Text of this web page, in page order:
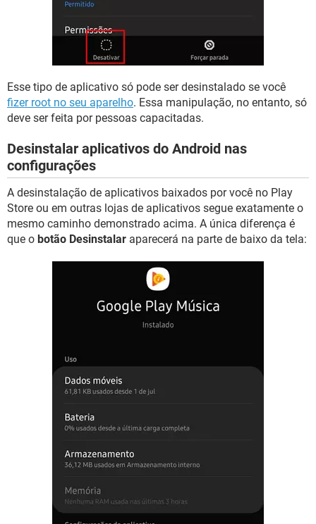
Esse tipo de aplicativo só pode ser desinstalado se você
fizer root no seu aparelho. Essa manipulação, no entanto, só
deve ser feita por pessoas capacitadas.
Desinstalar aplicativos do Android nas
configurações
A desinstalação de aplicativos baixados por você no Play
Store ou em outras lojas de aplicativos segue exatamente o
mesmo caminho demonstrado acima. A única diferença é
que o botão Desinstalar aparecerá na parte de baixo da tela: